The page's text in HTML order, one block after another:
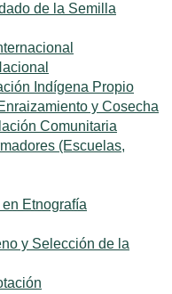
de la Semilla
Indígena Propio
y Cosecha
Comunitaria
(Escuelas,
Etnografía
y Selección de la